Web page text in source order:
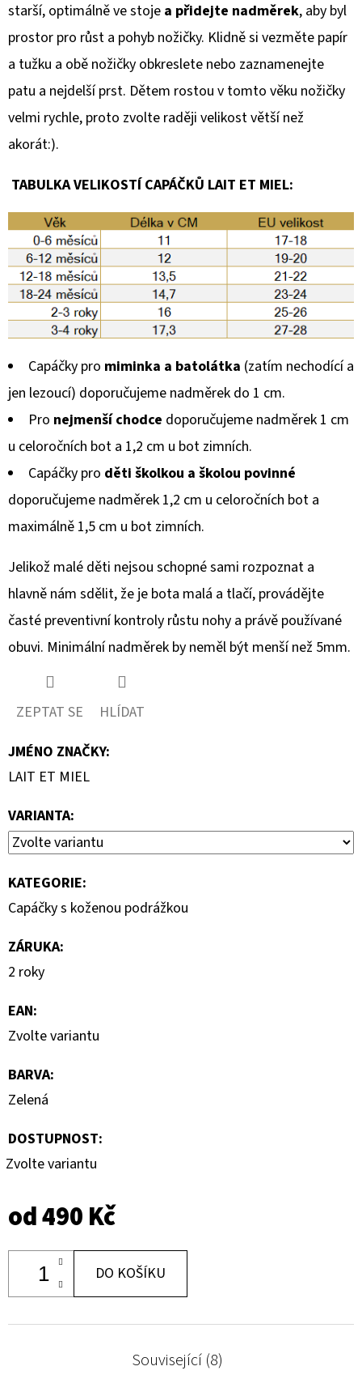
starší, optimálně ve stoje a přidejte nadměrek, aby byl
prostor pro růst a pohyb nožičky. Klidně si vezměte papír
a tužku a obě nožičky obkreslete nebo zaznamenejte
patu a nejdelší prst. Dětem rostou v tomto věku nožičky
velmi rychle, proto zvolte raději velikost větší než
akorát:).
TABULKA VELIKOSTÍ CAPÁČKŮ LAIT ET MIEL:
Capáčky pro miminka a batolátka (zatím nechodící a
jen lezoucí) doporučujeme nadměrek do 1 cm.
Pro nejmenší chodce doporučujeme nadměrek 1 cm
u celoročních bot a 1,2 cm u bot zimních.
Capáčky pro děti školkou a školou povinné
doporučujeme nadměrek 1,2 cm u celoročních bot a
maximálně 1,5 cm u bot zimních.
Jelikož malé děti nejsou schopné sami rozpoznat a
hlavně nám sdělit, že je bota malá a tlačí, provádějte
časté preventivní kontroly růstu nohy a právě používané
obuvi. Minimální nadměrek by neměl být menší než 5mm.
ZEPTAT SE
HLÍDAT
JMÉNO ZNAČKY:
LAIT ET MIEL
VARIANTA:
KATEGORIE:
Capáčky s koženou podrážkou
ZÁRUKA:
2 roky
EAN:
Zvolte variantu
BARVA:
Zelená
DOSTUPNOST:
Zvolte variantu
od490 Kč
DO KOŠÍKU
Související (8)